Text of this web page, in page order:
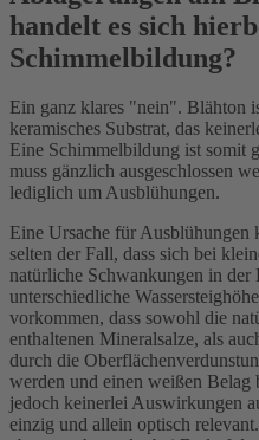
handelt es sich
Schimmelbildung?
Ein ganz klares "nein". Blähton
keramisches Substrat, das
Eine Schimmelbildung ist somit
muss gänzlich ausgeschlossen
lediglich um Ausblühungen.
Eine Ursache für Ausblühungen
selten der Fall, dass sich bei
natürliche Schwankungen in
unterschiedliche
vorkommen, dass sowohl die
enthaltenen Mineralsalze, als
durch die
werden und einen weißen Belag
jedoch keinerlei Auswirkungen
einzig und allein optisch